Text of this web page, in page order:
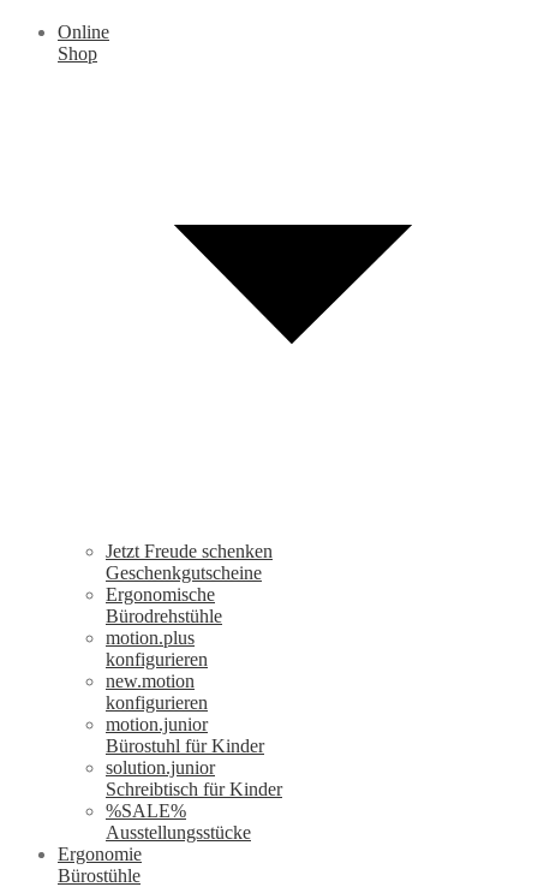
Online
Shop
Jetzt Freude schenken
Geschenkgutscheine
Ergonomische
Bürodrehstühle
motion.plus
konfigurieren
new.motion
konfigurieren
motion.junior
Bürostuhl für Kinder
solution.junior
Schreibtisch für Kinder
%SALE%
Ausstellungsstücke
Ergonomie
Bürostühle